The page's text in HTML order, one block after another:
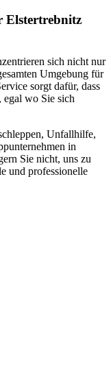
Elstertrebnitz
sich nicht nur
Umgebung für
sorgt dafür, dass
wo Sie sich
Unfallhilfe,
in
Sie nicht, uns zu
und professionelle